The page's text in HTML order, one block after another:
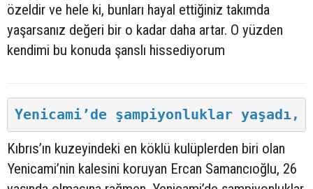
özeldir ve hele ki, bunları hayal ettiğiniz takımda
yaşarsanız değeri bir o kadar daha artar. O yüzden
kendimi bu konuda şanslı hissediyorum
Yenicami’de şampiyonluklar yaşadı,
Kıbrıs’ın kuzeyindeki en köklü kulüplerden biri olan
Yenicami’nin kalesini koruyan Ercan Samancıoğlu, 26